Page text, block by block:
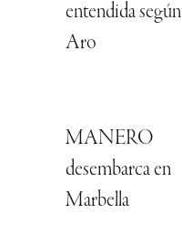
entendida según
Aro
MANERO
desembarca en
Marbella